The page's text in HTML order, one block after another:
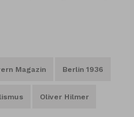
Magazin Berlin 1936
Oliver Hilmer